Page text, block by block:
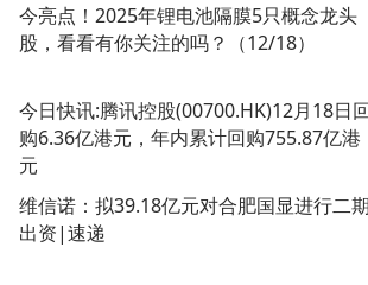
今亮点！2025年锂电池隔膜5只概念龙头
股，看看有你关注的吗？（12/18）
今日快讯:腾讯控股(00700.HK)12月18日
购6.36亿港元，年内累计回购755.87亿港
元
维信诺：拟39.18亿元对合肥国显进行二期
出资|速递